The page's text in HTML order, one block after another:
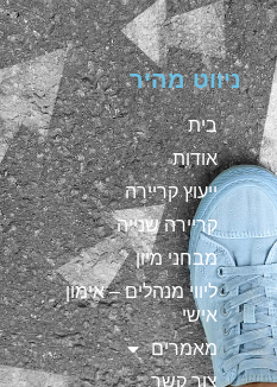
ניווט מהיר
בית
אודות
ייעוץ קריירה
קריירה שנייה
מבחני מיון
ליווי מנהלים – אימון
אישי
מאמרים
צור קשר